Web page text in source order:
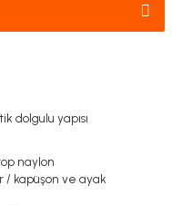
dolgulu yapısı
naylon
/ kapüşon ve ayak